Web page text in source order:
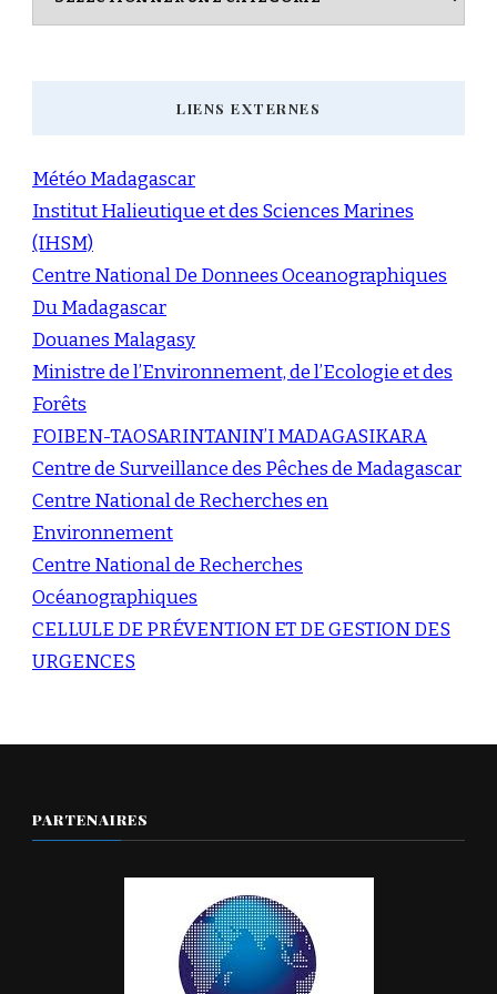
LIENS EXTERNES
Météo Madagascar
Institut Halieutique et des Sciences Marines
(IHSM)
Centre National De Donnees Oceanographiques
Du Madagascar
Douanes Malagasy
Ministre de l’Environnement, de l’Ecologie et des
Forêts
FOIBEN-TAOSARINTANIN’I MADAGASIKARA
Centre de Surveillance des Pêches de Madagascar
Centre National de Recherches en
Environnement
Centre National de Recherches
Océanographiques
CELLULE DE PRÉVENTION ET DE GESTION DES
URGENCES
PARTENAIRES